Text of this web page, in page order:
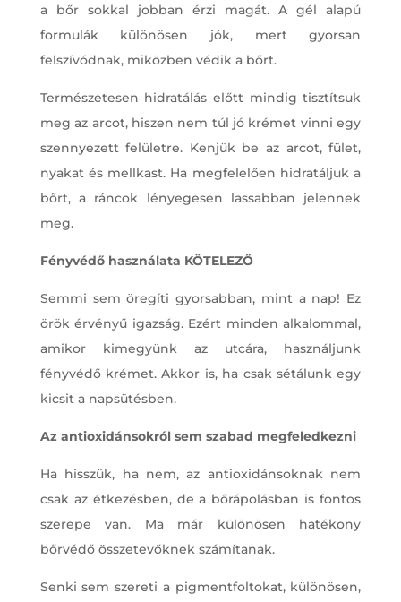
a bőr sokkal jobban érzi magát. A gél alapú
formulák különösen jók, mert gyorsan
felszívódnak, miközben védik a bőrt.
Természetesen hidratálás előtt mindig tisztítsuk
meg az arcot, hiszen nem túl jó krémet vinni egy
szennyezett felületre. Kenjük be az arcot, fület,
nyakat és mellkast. Ha megfelelően hidratáljuk a
bőrt, a ráncok lényegesen lassabban jelennek
meg.
Fényvédő használata KÖTELEZŐ
Semmi sem öregíti gyorsabban, mint a nap! Ez
örök érvényű igazság. Ezért minden alkalommal,
amikor kimegyünk az utcára, használjunk
fényvédő krémet. Akkor is, ha csak sétálunk egy
kicsit a napsütésben.
Az antioxidánsokról sem szabad megfeledkezni
Ha hisszük, ha nem, az antioxidánsoknak nem
csak az étkezésben, de a bőrápolásban is fontos
szerepe van. Ma már különösen hatékony
bőrvédő összetevőknek számítanak.
Senki sem szereti a pigmentfoltokat, különösen,